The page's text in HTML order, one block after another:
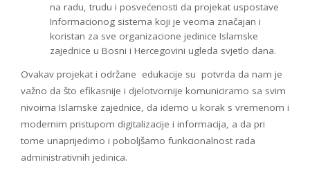
na radu, trudu i posvećenosti da projekat uspostave
Informacionog sistema koji je veoma značajan i
koristan za sve organizacione jedinice Islamske
zajednice u Bosni i Hercegovini ugleda svjetlo dana.
Ovakav projekat i održane edukacije su potvrda da nam je
važno da što efikasnije i djelotvornije komuniciramo sa svim
nivoima Islamske zajednice, da idemo u korak s vremenom i
modernim pristupom digitalizacije i informacija, a da pri
tome unaprijedimo i poboljšamo funkcionalnost rada
administrativnih jedinica.